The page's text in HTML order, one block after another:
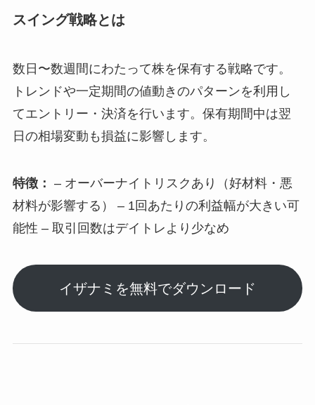
スイング戦略とは
数日〜数週間にわたって株を保有する戦略です。
トレンドや一定期間の値動きのパターンを利用し
てエントリー・決済を行います。保有期間中は翌
日の相場変動も損益に影響します。
特徴： – オーバーナイトリスクあり（好材料・悪
材料が影響する） – 1回あたりの利益幅が大きい可
能性 – 取引回数はデイトレより少なめ
イザナミを無料でダウンロード